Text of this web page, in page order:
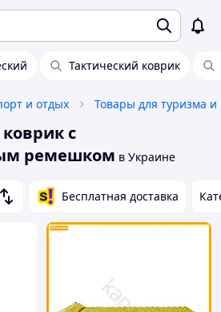
Тактический коврик
и отдых Товары для туризма
с
ремешком в Украине
Бесплатная доставка